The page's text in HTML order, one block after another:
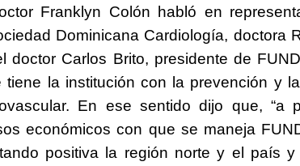
Franklyn Colón habló en
Dominicana Cardiología, doctora
doctor Carlos Brito, presidente de
tiene la institución con la prevención y
En ese sentido dijo que, “a
económicos con que se maneja
positiva la región norte y el país y